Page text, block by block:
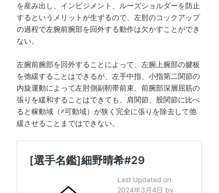
を産み出し、インピジメント、ルーズショルダーを防止
するというメリットが生ずるので、左肘のコックアップ
の過程で左腕前腕部を回外する動作は欠かすことができ
ない。
左腕前腕部を回外することによって、左腕上腕部の腱板
を弛緩することはできるが、左手中指、小指第二関節の
内旋運動によって左肘側副靭帯前束、前腕部深層屈筋の
張りを緩和することはできても、肩関節、股関節に比べ
ると稼動域（≠可動域）が狭く完全に張りを除去して弛
緩させることまではできない。